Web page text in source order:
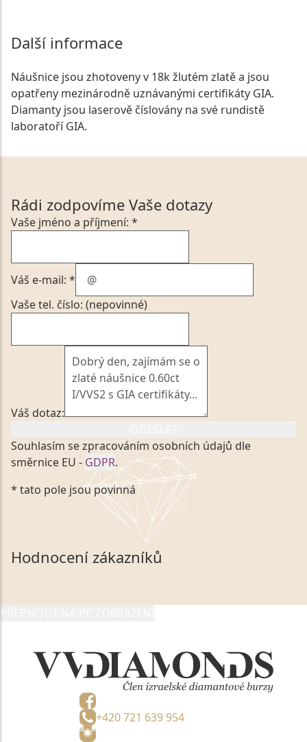
Další informace
Náušnice jsou zhotoveny v 18k žlutém zlatě a jsou
opatřeny mezinárodně uznávanými certifikáty GIA.
Diamanty jsou laserově číslovány na své rundistě
laboratoří GIA.
Rádi zodpovíme Vaše dotazy
Vaše jméno a příjmení: *
Váš e-mail: *
Vaše tel. číslo: (nepovinné)
Váš dotaz:
Souhlasím se zpracováním osobních údajů dle
směrnice EU - GDPR.
Kliknutím na výše uvedený odkaz, v souladu se
zákonem č. 101/2000 Sb. v platném znění výslovně
souhlasím se zpracováním a uchováním veškerých
mých osobních údajů, které poskytuji prostřednictvím
společnosti VVDiamonds s.r.o., IČO: 05892481. Tyto
údaje poskytuji společnosti VVDiamonds s.r.o., IČO:
* tato pole jsou povinná
Hodnocení zákazníků
+420 721 639 954